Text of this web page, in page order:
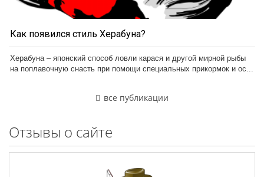
Как появился стиль Херабуна?
Херабуна – японский способ ловли карася и другой мирной рыбы
на поплавочную снасть при помощи специальных прикормок и ос...
все публикации
Отзывы о сайте